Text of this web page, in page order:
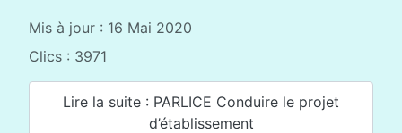
Mis à jour : 16 Mai 2020
Clics : 3971
Lire la suite : PARLICE Conduire le projet
d’établissement